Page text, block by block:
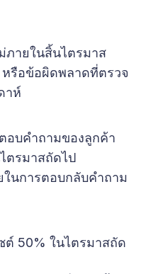
ภายในสิ้นไตรมาส
รือข้อผิดพลาดที่ตรวจ
าห์
อบคำถามของลูกค้า
ตรมาสถัดไป
ในการตอบกลับคำถาม
ต์ 50% ในไตรมาสถัด